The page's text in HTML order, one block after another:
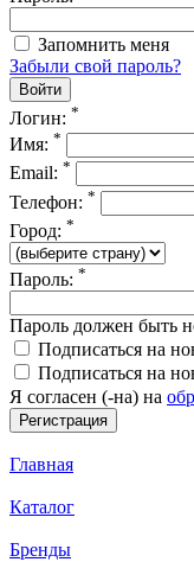
Запомнить меня
Забыли свой пароль?
Логин: *
Имя: *
Email: *
Телефон: *
Город: *
Пароль: *
Пароль должен быть
Подписаться на
Подписаться на
Я согласен (-на) на
Главная
Каталог
Бренды